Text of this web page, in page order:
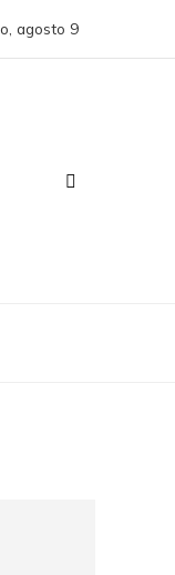
agosto 9